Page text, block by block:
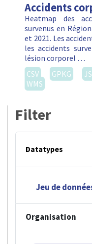
Accidents
Heatmap des
survenus en
et 2021. Les
les accidents
lésion corporel …
CSV
GPKG
WMS
Filter
Datatypes
Jeu de
Organisation